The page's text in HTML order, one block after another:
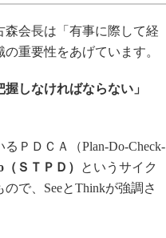
会長は「有事に際して経
重要性をあげています。
しなければならない」
ＰＤＣＡ（Plan-Do-Check-
ＳＴＰＤ）
というサイク
で、SeeとThinkが強調さ